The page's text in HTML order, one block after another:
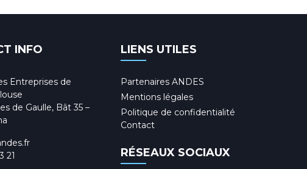
INFO
Entreprises de
de Gaulle, Bât 35 –
21
LIENS UTILES
Partenaires ANDES
Mentions légales
Politique de confidentialité
Contact
RÉSEAUX SOCIAUX